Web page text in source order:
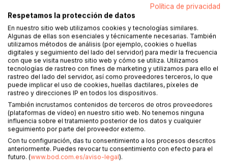
DESCRIPCIÓN
Desde el orfanato hasta el descubrimiento de un hermano
perdido, este relato autobiográfico explora el crecimiento
personal y la maternidad como puentes entre el pasado y
el presente. Una historia de resiliencia, conexión familiar y
la búsqueda de identidad narrada con una voz íntima y
poética.
SOBRE EL AUTOR
Política de privacidad
Respetamos la protección de datos
En nuestro sitio web utilizamos cookies y tecnologías similares.
Algunas de ellas son esenciales y técnicamente necesarias. También
utilizamos métodos de análisis (por ejemplo, cookies o huellas
digitales y seguimiento del lado del servidor) para medir la frecuencia
con que se visita nuestro sitio web y cómo se utiliza. Utilizamos
tecnologías de rastreo con fines de marketing y utilizamos para ello el
rastreo del lado del servidor, así como proveedores terceros, lo que
puede implicar el uso de cookies, huellas dactilares, píxeles de
rastreo y direcciones IP en todos los dispositivos.
También incrustamos contenidos de terceros de otros proveedores
(plataformas de vídeo) en nuestro sitio web. No tenemos ninguna
influencia sobre el tratamiento posterior de los datos y cualquier
seguimiento por parte del proveedor externo.
Con tu configuración, das tu consentimiento a los procesos descritos
anteriormente. Puedes revocar tu consentimiento con efecto para el
futuro. (www.bod.com.es/aviso-legal).